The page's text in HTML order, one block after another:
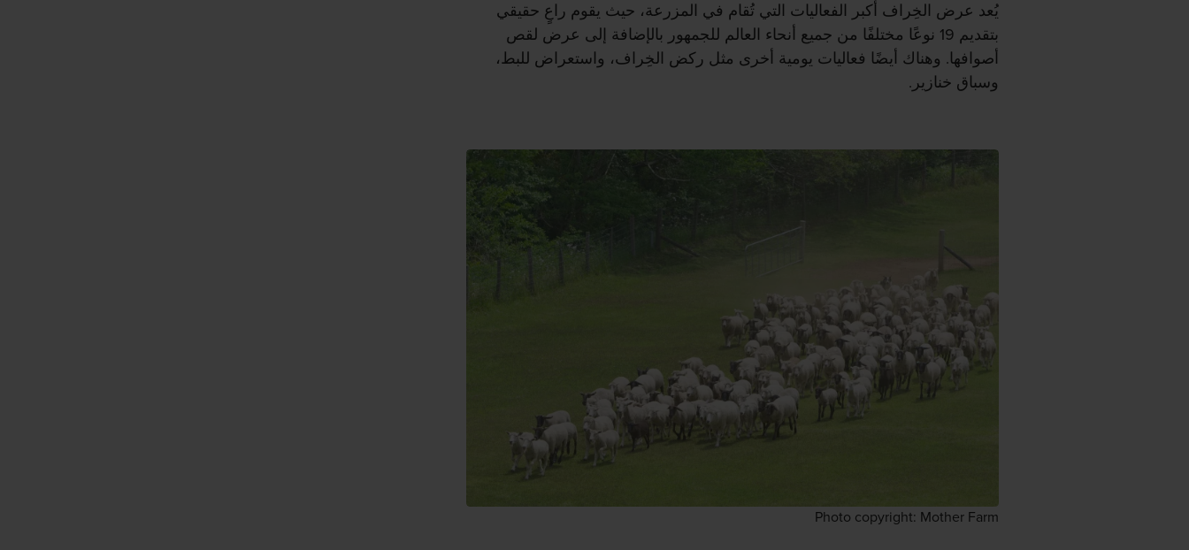
يُعد عرض الخِراف أكبر الفعاليات التي تُقام في المزرعة، حيث يقوم راعٍ حقيقي
بتقديم 19 نوعًا مختلفًا من جميع أنحاء العالم للجمهور بالإضافة إلى عرض لقص
أصوافها. وهناك أيضًا فعاليات يومية أخرى مثل ركض الخِراف، واستعراض للبط،
وسباق خنازير.
Photo copyright: Mother Farm